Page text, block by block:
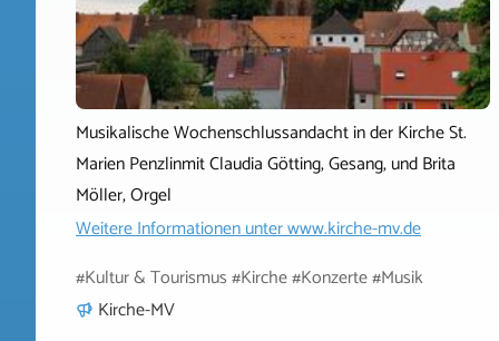
Musikalische Wochenschlussandacht in der Kirche St.
Marien Penzlinmit Claudia Götting, Gesang, und Brita
Möller, Orgel
Weitere Informationen unterwww.kirche-mv.de
#Kultur & Tourismus #Kirche #Konzerte #Musik
Kirche-MV